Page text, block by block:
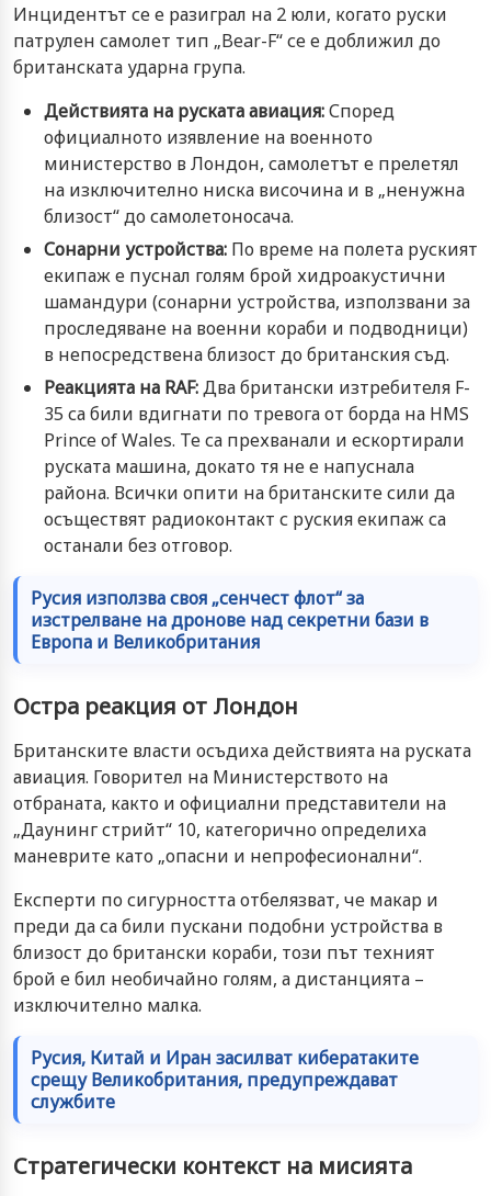
Инцидентът се е разиграл на 2 юли, когато руски
патрулен самолет тип „Bear-F“ се е доближил до
британската ударна група.
Действията на руската авиация:Според
официалното изявление на военното
министерство в Лондон, самолетът е прелетял
на изключително ниска височина и в „ненужна
близост“ до самолетоносача.
Сонарни устройства: По време на полета руският
екипаж е пуснал голям брой хидроакустични
шамандури (сонарни устройства, използвани за
проследяване на военни кораби и подводници)
в непосредствена близост до британския съд.
Реакцията на RAF:Два британски изтребителя F-
35 са били вдигнати по тревога от борда на HMS
Prince of Wales. Те са прехванали и ескортирали
руската машина, докато тя не е напуснала
района. Всички опити на британските сили да
осъществят радиоконтакт с руския екипаж са
останали без отговор.
Русия използва своя „сенчест флот“ за
изстрелване на дронове над секретни бази в
Европа и Великобритания
Остра реакция от Лондон
Британските власти осъдиха действията на руската
авиация. Говорител на Министерството на
отбраната, както и официални представители на
„Даунинг стрийт“ 10, категорично определиха
маневрите като „опасни и непрофесионални“.
Експерти по сигурността отбелязват, че макар и
преди да са били пускани подобни устройства в
близост до британски кораби, този път техният
брой е бил необичайно голям, а дистанцията –
изключително малка.
Русия, Китай и Иран засилват кибератаките
срещу Великобритания, предупреждават
службите
Стратегически контекст на мисията